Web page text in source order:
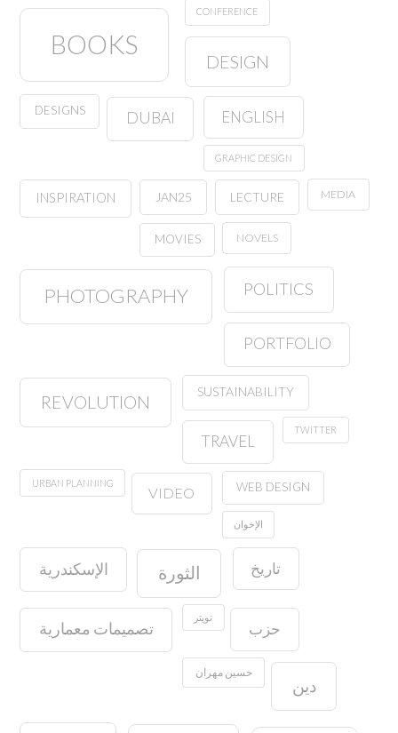
BOOKS
CONFERENCE
DESIGN
DESIGNS DUBAI ENGLISH
GRAPHIC DESIGN
INSPIRATION JAN25 LECTURE MEDIA
MOVIES NOVELS
PHOTOGRAPHY POLITICS
PORTFOLIO
REVOLUTION SUSTAINABILITY
TRAVEL
TWITTER
URBAN PLANNING
VIDEO WEB DESIGN
الإخوان
الإسكندرية الثورة تاريخ
تصميمات معمارية
تويتر
حزب
حسين مهران
دين